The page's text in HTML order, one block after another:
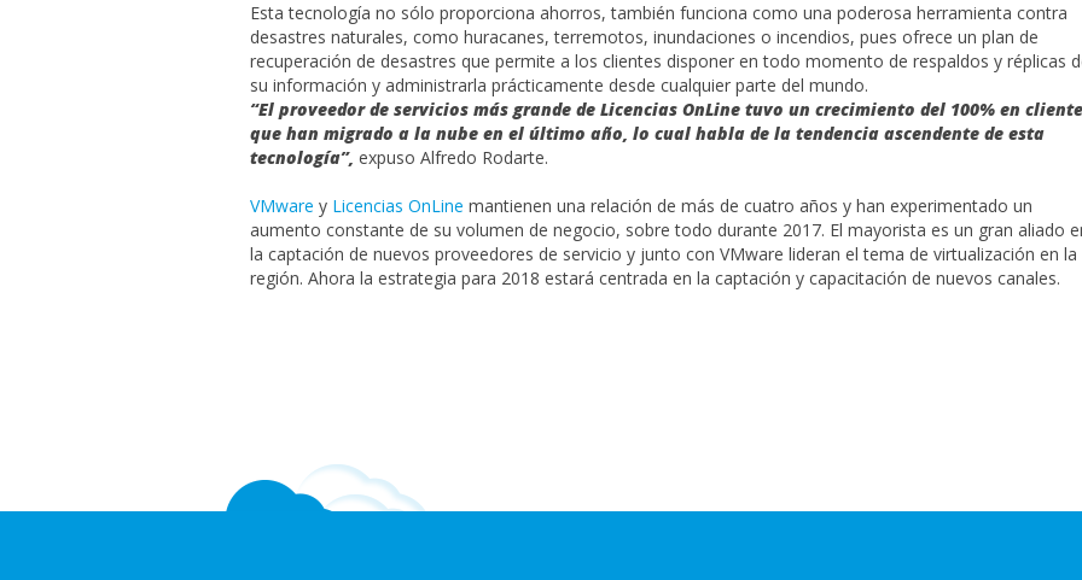
Esta tecnología no sólo proporciona ahorros, también funciona como una poderosa herramienta contra
desastres naturales, como huracanes, terremotos, inundaciones o incendios, pues ofrece un plan de
recuperación de desastres que permite a los clientes disponer en todo momento de respaldos y réplicas
su información y administrarla prácticamente desde cualquier parte del mundo.
“El proveedor de servicios más grande de Licencias OnLine tuvo un crecimiento del 100% en
que han migrado a la nube en el último año, lo cual habla de la tendencia ascendente de esta
tecnología”, expuso Alfredo Rodarte.
VMware y Licencias OnLine mantienen una relación de más de cuatro años y han experimentado un
aumento constante de su volumen de negocio, sobre todo durante 2017. El mayorista es un gran aliado
la captación de nuevos proveedores de servicio y junto con VMware lideran el tema de virtualización en la
región. Ahora la estrategia para 2018 estará centrada en la captación y capacitación de nuevos canales.